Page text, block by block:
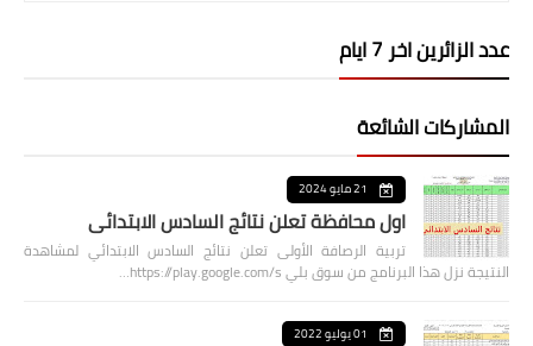
عدد الزائرين اخر 7 ايام
المشاركات الشائعة
21 مايو 2024
اول محافظة تعلن نتائج السادس الابتدائي
تربية الرصافة الأولى تعلن نتائج السادس الابتدائي لمشاهدة
النتيجة نزل هذا البرنامج من سوق بلي https://play.google.com/s…
01 يوليو 2022